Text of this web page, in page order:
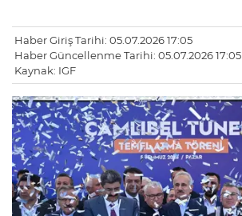
Haber Giriş Tarihi: 05.07.2026 17:05
Haber Güncellenme Tarihi: 05.07.2026 17:05
Kaynak: IGF